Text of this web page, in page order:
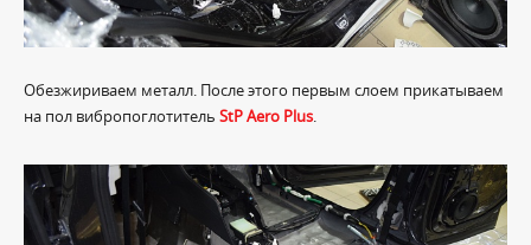
Обезжириваем металл. После этого первым слоем прикатываем
на пол вибропоглотитель StP Aero Plus.